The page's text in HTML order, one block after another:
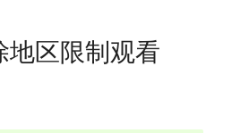
地区限制观看